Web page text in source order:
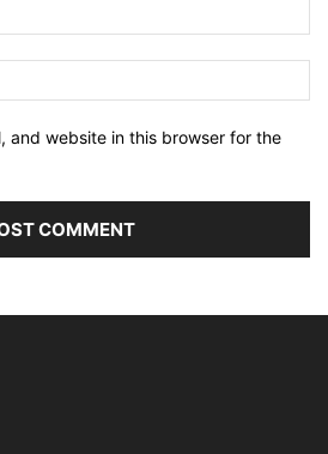
and website in this browser for the